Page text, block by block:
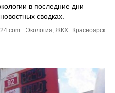
в последние дни
сводках.
. Экология, ЖКХ
Красноярск